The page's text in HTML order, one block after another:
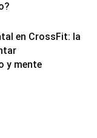
en CrossFit: la
y mente